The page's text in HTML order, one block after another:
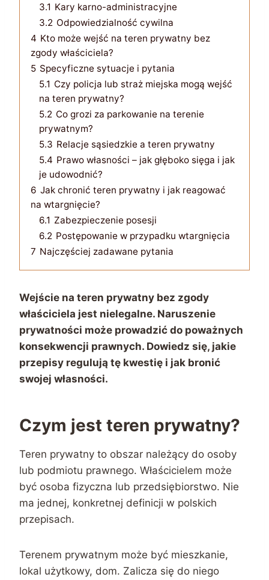
3.1 Kary karno-administracyjne
3.2 Odpowiedzialność cywilna
4 Kto może wejść na teren prywatny bez
zgody właściciela?
5 Specyficzne sytuacje i pytania
5.1 Czy policja lub straż miejska mogą wejść
na teren prywatny?
5.2 Co grozi za parkowanie na terenie
prywatnym?
5.3 Relacje sąsiedzkie a teren prywatny
5.4 Prawo własności – jak głęboko sięga i jak
je udowodnić?
6 Jak chronić teren prywatny i jak reagować
na wtargnięcie?
6.1 Zabezpieczenie posesji
6.2 Postępowanie w przypadku wtargnięcia
7 Najczęściej zadawane pytania
Wejście na teren prywatny bez zgody
właściciela jest nielegalne. Naruszenie
prywatności może prowadzić do poważnych
konsekwencji prawnych. Dowiedz się, jakie
przepisy regulują tę kwestię i jak bronić
swojej własności.
Czym jest teren prywatny?
Teren prywatny to obszar należący do osoby
lub podmiotu prawnego. Właścicielem może
być osoba fizyczna lub przedsiębiorstwo. Nie
ma jednej, konkretnej definicji w polskich
przepisach.
Terenem prywatnym może być mieszkanie,
lokal użytkowy, dom. Zalicza się do niego